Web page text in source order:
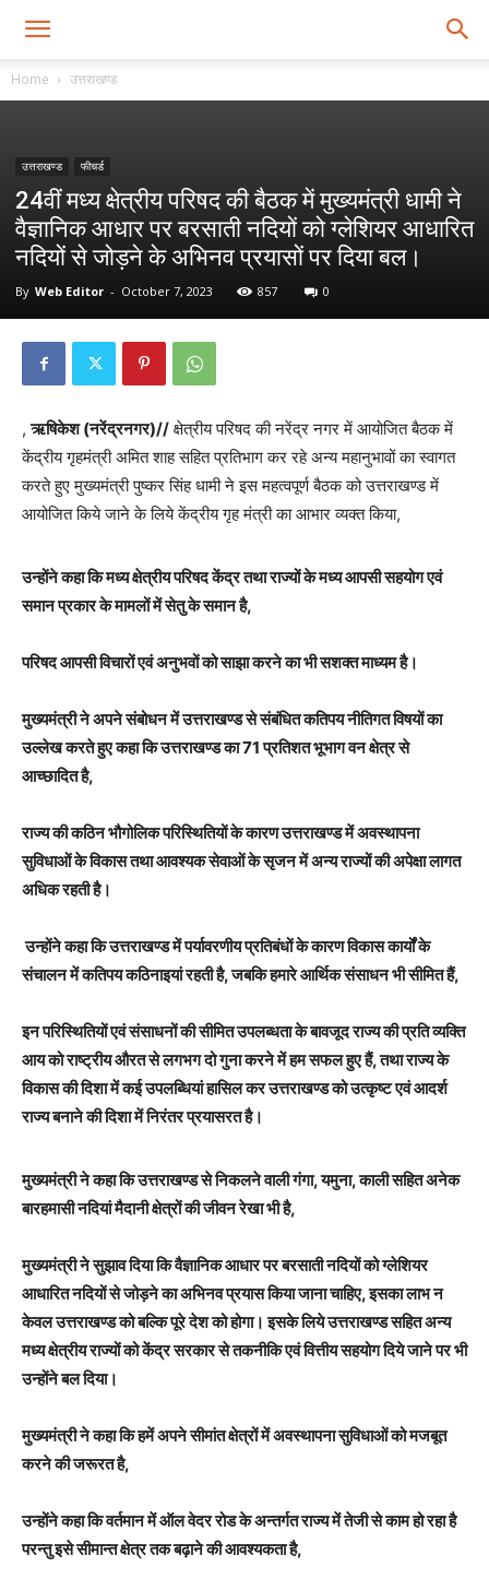
Home उत्तराखण्ड
उत्तराखण्ड फीचर्ड
24वीं मध्य क्षेत्रीय परिषद की बैठक में मुख्यमंत्री धामी ने
वैज्ञानिक आधार पर बरसाती नदियों को ग्लेशियर आधारित
नदियों से जोड़ने के अभिनव प्रयासों पर दिया बल।
By Web Editor - October 7, 2023 857 0
,ऋषिकेश (नरेंद्रनगर)// क्षेत्रीय परिषद की नरेंद्र नगर में आयोजित बैठक में
केंद्रीय गृहमंत्री अमित शाह सहित प्रतिभाग कर रहे अन्य महानुभावों का स्वागत
करते हुए मुख्यमंत्री पुष्कर सिंह धामी ने इस महत्वपूर्ण बैठक को उत्तराखण्ड में
आयोजित किये जाने के लिये केंद्रीय गृह मंत्री का आभार व्यक्त किया,
उन्होंने कहा कि मध्य क्षेत्रीय परिषद केंद्र तथा राज्यों के मध्य आपसी सहयोग एवं
समान प्रकार के मामलों में सेतु के समान है,
परिषद आपसी विचारों एवं अनुभवों को साझा करने का भी सशक्त माध्यम है।
मुख्यमंत्री ने अपने संबोधन में उत्तराखण्ड से संबंधित कतिपय नीतिगत विषयों का
उल्लेख करते हुए कहा कि उत्तराखण्ड का 71 प्रतिशत भूभाग वन क्षेत्र से
आच्छादित है,
राज्य की कठिन भौगोलिक परिस्थितियों के कारण उत्तराखण्ड में अवस्थापना
सुविधाओं के विकास तथा आवश्यक सेवाओं के सृजन में अन्य राज्यों की अपेक्षा लागत
अधिक रहती है।
उन्होंने कहा कि उत्तराखण्ड में पर्यावरणीय प्रतिबंधों के कारण विकास कार्यों के
संचालन में कतिपय कठिनाइयां रहती है, जबकि हमारे आर्थिक संसाधन भी सीमित हैं,
इन परिस्थितियों एवं संसाधनों की सीमित उपलब्धता के बावजूद राज्य की प्रति व्यक्ति
आय को राष्ट्रीय औरत से लगभग दो गुना करने में हम सफल हुए हैं, तथा राज्य के
विकास की दिशा में कई उपलब्धियां हासिल कर उत्तराखण्ड को उत्कृष्ट एवं आदर्श
राज्य बनाने की दिशा में निरंतर प्रयासरत है।
मुख्यमंत्री ने कहा कि उत्तराखण्ड से निकलने वाली गंगा, यमुना, काली सहित अनेक
बारहमासी नदियां मैदानी क्षेत्रों की जीवन रेखा भी है,
मुख्यमंत्री ने सुझाव दिया कि वैज्ञानिक आधार पर बरसाती नदियों को ग्लेशियर
आधारित नदियों से जोड़ने का अभिनव प्रयास किया जाना चाहिए, इसका लाभ न
केवल उत्तराखण्ड को बल्कि पूरे देश को होगा। इसके लिये उत्तराखण्ड सहित अन्य
मध्य क्षेत्रीय राज्यों को केंद्र सरकार से तकनीकि एवं वित्तीय सहयोग दिये जाने पर भी
उन्होंने बल दिया।
मुख्यमंत्री ने कहा कि हमें अपने सीमांत क्षेत्रों में अवस्थापना सुविधाओं को मजबूत
करने की जरूरत है,
उन्होंने कहा कि वर्तमान में ऑल वेदर रोड के अन्तर्गत राज्य में तेजी से काम हो रहा है
परन्तु इसे सीमान्त क्षेत्र तक बढ़ाने की आवश्यकता है,